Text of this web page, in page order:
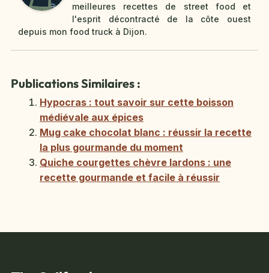
meilleures recettes de street food et
l'esprit décontracté de la côte ouest
depuis mon food truck à Dijon.
Publications Similaires :
Hypocras : tout savoir sur cette boisson
médiévale aux épices
Mug cake chocolat blanc : réussir la recette
la plus gourmande du moment
Quiche courgettes chèvre lardons : une
recette gourmande et facile à réussir